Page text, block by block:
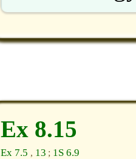
Ex 8.15
Ex 7.5 , 13 ; 1S 6.9